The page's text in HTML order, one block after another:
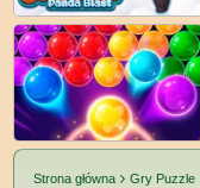
Strona główna Gry Puzzle